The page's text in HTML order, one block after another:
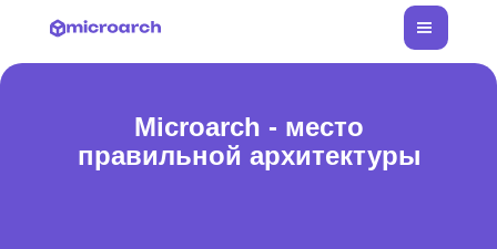
|||
Microarch - место
правильной архитектуры